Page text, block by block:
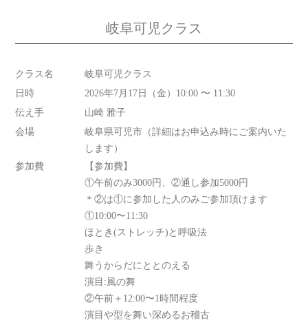
岐阜可児クラス
クラス名
岐阜可児クラス
日時
2026年7月17日（金）10:00 〜 11:30
伝え手
山崎 雅子
会場
岐阜県可児市（詳細はお申込み時にご案内いた
します）
参加費
【参加費】
①午前のみ3000円、②通し参加5000円
＊②は①に参加した人のみご参加頂けます
①10:00〜11:30
ほとき(ストレッチ)と呼吸法
歩き
舞うからだにととのえる
演目:風の舞
②午前＋12:00〜1時間程度
演目や型を舞い深めるお稽古